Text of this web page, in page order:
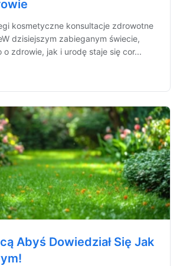
kosmetyczne konsultacje zdrowotne
dzisiejszym zabieganym świecie,
o zdrowie, jak i urodę staje się cor...
Abyś Dowiedział Się Jak